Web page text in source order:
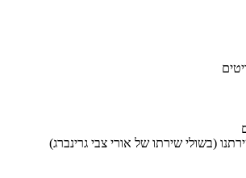
(בשולי שירתו של אורי צבי גרינברג)